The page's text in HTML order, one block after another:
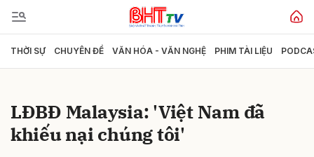
THỜI SỰ CHUYÊN ĐỀ VĂN HÓA - VĂN NGHỆ PHIM TÀI LIỆU
LĐBĐ Malaysia: 'Việt Nam đã
khiếu nại chúng tôi'
Gửi bình luận